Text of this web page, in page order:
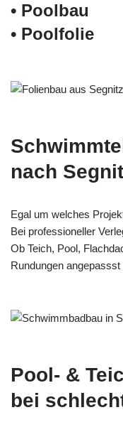
• Poolbau
• Poolfolie
nach
Egal um welches
Bei professioneller
Ob Teich, Pool,
Rundungen
Pool- &
bei